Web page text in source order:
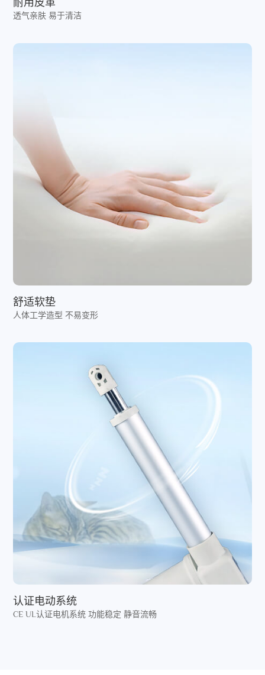
耐用皮革
透气亲肤 易于清洁
舒适软垫
人体工学造型 不易变形
认证电动系统
CE UL认证电机系统 功能稳定 静音流畅